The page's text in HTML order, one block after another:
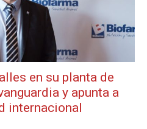
en su planta de
y apunta a
internacional